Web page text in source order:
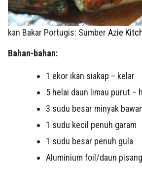
kan Bakar Portugis: Sumber Azie
Bahan-bahan:
1 ekor ikan siakap – kelar
5 helai daun limau purut –
3 sudu besar minyak
1 sudu kecil penuh garam
1 sudu besar penuh gula
Aluminium foil/daun pisang